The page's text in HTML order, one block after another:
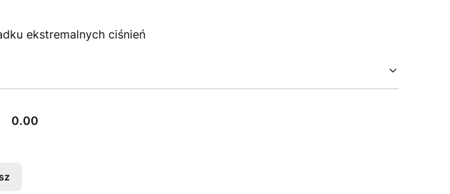
ekstremalnych ciśnień
0.00